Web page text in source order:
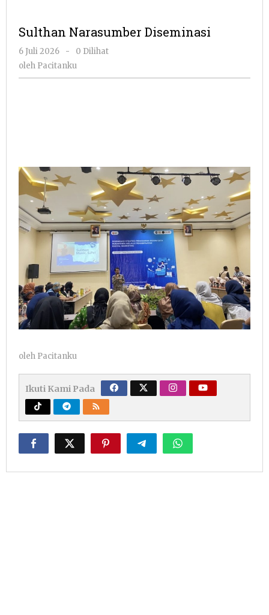
Sulthan Narasumber Diseminasi
6 Juli 2026
oleh
Pacitanku
-
0 Dilihat
oleh Pacitanku
oleh Pacitanku
Ikuti Kami Pada